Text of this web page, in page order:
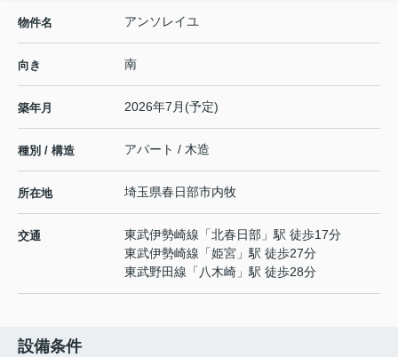
物件名 アンソレイユ
向き 南
築年月 2026年7月(予定)
種別 / 構造 アパート / 木造
所在地 埼玉県春日部市内牧
交通 東武伊勢崎線 「北春日部 」駅 徒歩17分
東武伊勢崎線 「姫宮 」駅 徒歩27分
東武野田線 「 八木崎 」駅 徒歩28分
設備条件